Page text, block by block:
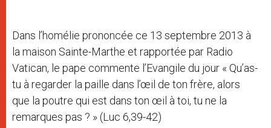
Dans l’homélie prononcée ce 13 septembre 2013 à
la maison Sainte-Marthe et rapportée par Radio
Vatican, le pape commente l’Evangile du jour « Qu’as-
tu à regarder la paille dans l’œil de ton frère, alors
que la poutre qui est dans ton œil à toi, tu ne la
remarques pas ? » (Luc 6,39-42)